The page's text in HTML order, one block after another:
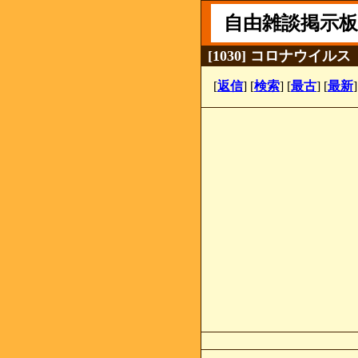
自由雑談掲示板
[1030] コロナウイルス
[返信] [検索] [最古] [最新]